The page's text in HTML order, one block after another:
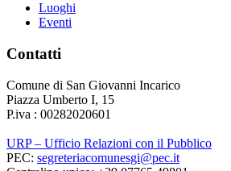
Luoghi
Eventi
Contatti
Comune di San Giovanni Incarico
Piazza Umberto I, 15
P.iva : 00282020601
URP – Ufficio Relazioni con il Pubblico
PEC: segreteriacomunesgi@pec.it